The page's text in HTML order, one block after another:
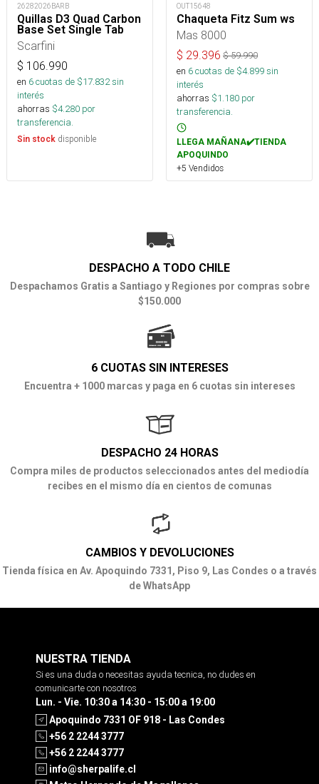
26282026BARB
Quillas D3 Quad Carbon
Base Set Single Tab
Scarfini
$ 106.990
en 6cuotas de $17.832sin
interés
ahorras $4.280 por
transferencia.
Sin stock disponible
OUT15648
Chaqueta Fitz Sum ws
Mas 8000
$ 29.396 $59.990
en 6cuotas de $4.899sin
interés
ahorras $1.180 por
transferencia.
LLEGA MAÑANA✔️TIENDA
APOQUINDO
+5 Vendidos
DESPACHO A TODO CHILE
Despachamos Gratis a Santiago y Regiones por compras sobre
$150.000
6 CUOTAS SIN INTERESES
Encuentra + 1000 marcas y paga en 6 cuotas sin intereses
DESPACHO 24 HORAS
Compra miles de productos seleccionados antes del mediodía
recibes en el mismo día en cientos de comunas
CAMBIOS Y DEVOLUCIONES
Tienda física en Av. Apoquindo 7331, Piso 9, Las Condes o a través
de WhatsApp
NUESTRA TIENDA
Si es una duda o necesitas ayuda tecnica, no dudes en
comunicarte con nosotros
Lun. - Vie. 10:30 a 14:30 - 15:00 a 19:00
Apoquindo 7331 OF 918 - Las Condes
+56 2 2244 3777
+56 2 2244 3777
info@sherpalife.cl